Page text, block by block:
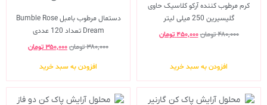
کرم مرطوب کننده آرکو کلاسیک حاوی
گلیسیرین 250 میلی لیتر
۴۸۰,۰۰۰تومان۴۵۰,۰۰۰ تومان
افزودن به سبد خرید
دستمال مرطوب بامبل Bumble Rose
Dream تعداد 120 عددی
۳۸۰,۰۰۰تومان۳۵۰,۰۰۰تومان
افزودن به سبد خرید